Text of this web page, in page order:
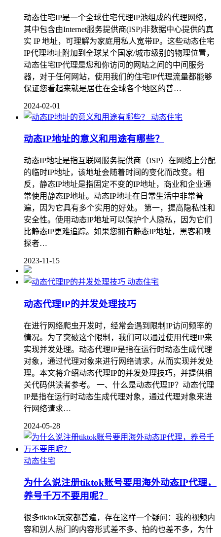
动态住宅IP是一个全球住宅代理IP池组成的代理网络，
其中包含由Internet服务提供商(ISP)非数据中心提供的真
实 IP 地址，可理解为家庭用私人宽带IP。这些动态住宅
IP代理地址附加到全球某个国家/城市级别的物理位置，
动态住宅IP代理是您和你访问的网站之间的中间服务
器，对于任何网站，使用我们的住宅IP代理流量都能够
保证您看起来就是居住在全球各个地区的普…
2024-02-01
动态住宅
动态IP地址的意义和用途有哪些？
动态IP地址是指互联网服务提供商（ISP）在网络上分配
的临时IP地址，该地址会随着时间的变化而改变。相
反，静态IP地址是指固定不变的IP地址，商业和企业通
常使用静态IP地址。动态IP地址在日常生活中非常普
遍，因为它具有多个实用的好处。 第一，提高隐私性和
安全性。使用动态IP地址可以保护个人隐私，因为它们
比静态IP更难追踪。如果您拥有静态IP地址，黑客和嗅
探者…
2023-11-15
动态住宅
动态代理IP的并发处理技巧
在进行网络爬虫开发时，经常会遇到限制IP访问频率的
情况。为了突破这个限制，我们可以通过使用代理IP来
实现并发处理。动态代理IP是指在运行时动态生成代理
对象，通过代理对象来进行网络请求，从而实现并发处
理。本文将介绍动态代理IP的并发处理技巧，并提供相
关代码供读者参考。 一、什么是动态代理IP？动态代理
IP是指在运行时动态生成代理对象，通过代理对象来进
行网络请求…
2024-05-28
动态住宅
为什么说注册tiktok账号要用海外动态IP代理，
养号千万不要用呢？
很多tiktok玩家都普遍，存在这样一个疑问：我的视频内
容和别人热门的内容形式差不多、拍的也差不多，为什